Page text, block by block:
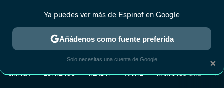
CRÍTICA ESTRENOS REALITY ANIME RANKINGS CINE
×
Ya puedes ver más de Espinof en Google
Añádenos como fuente preferida
Solo necesitas una cuenta de Google